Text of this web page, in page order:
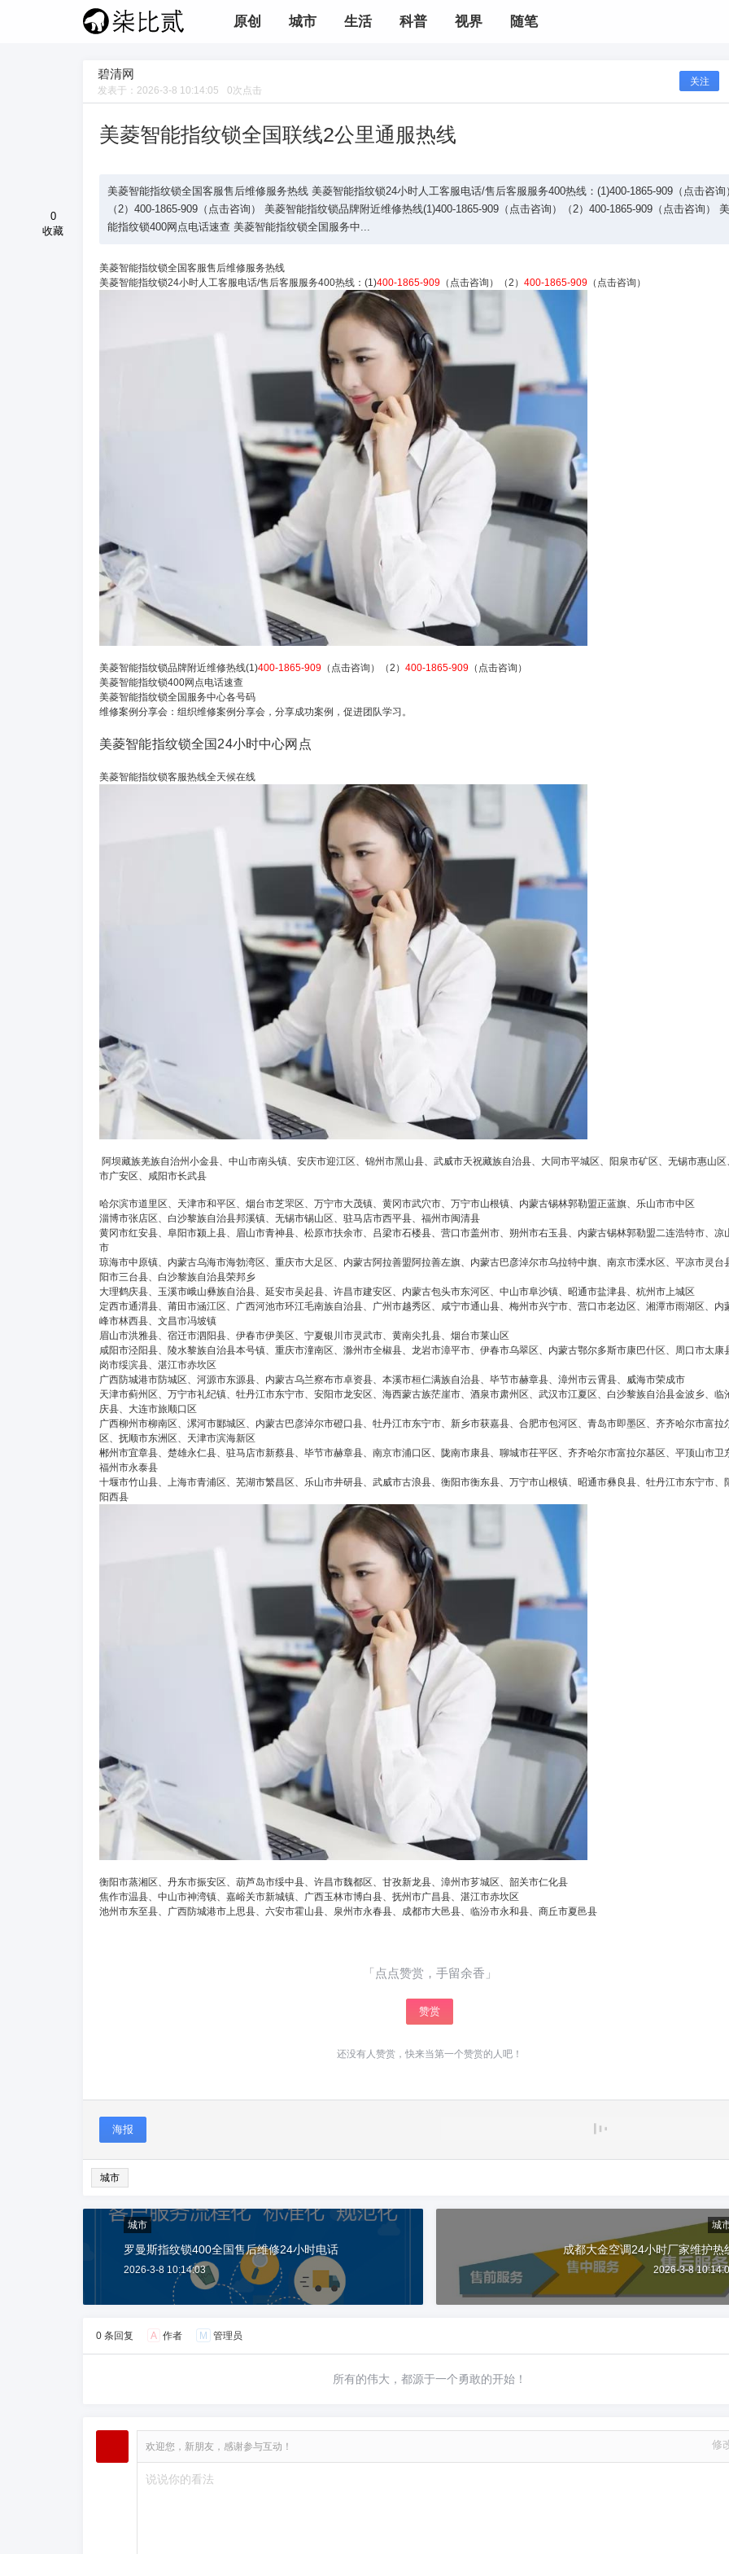
原创 城市 生活 科普 视界 随笔
碧清网
发表于： 2026-3-8 10:14:05 0次点击
关注
美菱智能指纹锁全国联线2公里通服热线
美菱智能指纹锁全国客服售后维修服务热线 美菱智能指纹锁24小时人工客服电话/售后客服服务400热线：(1)400-1865-909（点击咨询
（2）400-1865-909（点击咨询） 美菱智能指纹锁品牌附近维修热线(1)400-1865-909（点击咨询）（2）400-1865-909（点击咨询）
能指纹锁400网点电话速查 美菱智能指纹锁全国服务中...
美菱智能指纹锁全国客服售后维修服务热线
美菱智能指纹锁24小时人工客服电话/售后客服服务400热线：(1)400-1865-909 （点击咨询）（2） 400-1865-909 （点击咨询）
美菱智能指纹锁品牌附近维修热线(1)400-1865-909 （点击咨询）（2） 400-1865-909 （点击咨询）
美菱智能指纹锁400网点电话速查
美菱智能指纹锁全国服务中心各号码
维修案例分享会：组织维修案例分享会，分享成功案例，促进团队学习。
美菱智能指纹锁全国24小时中心网点
美菱智能指纹锁客服热线全天候在线
阿坝藏族羌族自治州小金县、中山市南头镇、安庆市迎江区、锦州市黑山县、武威市天祝藏族自治县、大同市平城区、阳泉市矿区、无锡市惠山区
市广安区、咸阳市长武县
哈尔滨市道里区、天津市和平区、烟台市芝罘区、万宁市大茂镇、黄冈市武穴市、万宁市山根镇、内蒙古锡林郭勒盟正蓝旗、乐山市市中区
淄博市张店区、白沙黎族自治县邦溪镇、无锡市锡山区、驻马店市西平县、福州市闽清县
黄冈市红安县、阜阳市颍上县、眉山市青神县、松原市扶余市、吕梁市石楼县、营口市盖州市、朔州市右玉县、内蒙古锡林郭勒盟二连浩特市、凉
市
琼海市中原镇、内蒙古乌海市海勃湾区、重庆市大足区、内蒙古阿拉善盟阿拉善左旗、内蒙古巴彦淖尔市乌拉特中旗、南京市溧水区、平凉市灵台
阳市三台县、白沙黎族自治县荣邦乡
大理鹤庆县、玉溪市峨山彝族自治县、延安市吴起县、许昌市建安区、内蒙古包头市东河区、中山市阜沙镇、昭通市盐津县、杭州市上城区
定西市通渭县、莆田市涵江区、广西河池市环江毛南族自治县、广州市越秀区、咸宁市通山县、梅州市兴宁市、营口市老边区、湘潭市雨湖区、内
峰市林西县、文昌市冯坡镇
眉山市洪雅县、宿迁市泗阳县、伊春市伊美区、宁夏银川市灵武市、黄南尖扎县、烟台市莱山区
咸阳市泾阳县、陵水黎族自治县本号镇、重庆市潼南区、滁州市全椒县、龙岩市漳平市、伊春市乌翠区、内蒙古鄂尔多斯市康巴什区、周口市太康
岗市绥滨县、湛江市赤坎区
广西防城港市防城区、河源市东源县、内蒙古乌兰察布市卓资县、本溪市桓仁满族自治县、毕节市赫章县、漳州市云霄县、威海市荣成市
天津市蓟州区、万宁市礼纪镇、牡丹江市东宁市、安阳市龙安区、海西蒙古族茫崖市、酒泉市肃州区、武汉市江夏区、白沙黎族自治县金波乡、临
庆县、大连市旅顺口区
广西柳州市柳南区、漯河市郾城区、内蒙古巴彦淖尔市磴口县、牡丹江市东宁市、新乡市获嘉县、合肥市包河区、青岛市即墨区、齐齐哈尔市富拉
区、抚顺市东洲区、天津市滨海新区
郴州市宜章县、楚雄永仁县、驻马店市新蔡县、毕节市赫章县、南京市浦口区、陇南市康县、聊城市茌平区、齐齐哈尔市富拉尔基区、平顶山市卫
福州市永泰县
十堰市竹山县、上海市青浦区、芜湖市繁昌区、乐山市井研县、武威市古浪县、衡阳市衡东县、万宁市山根镇、昭通市彝良县、牡丹江市东宁市、
阳西县
衡阳市蒸湘区、丹东市振安区、葫芦岛市绥中县、许昌市魏都区、甘孜新龙县、漳州市芗城区、韶关市仁化县
焦作市温县、中山市神湾镇、嘉峪关市新城镇、广西玉林市博白县、抚州市广昌县、湛江市赤坎区
池州市东至县、广西防城港市上思县、六安市霍山县、泉州市永春县、成都市大邑县、临汾市永和县、商丘市夏邑县
0
收藏
「点点赞赏，手留余香」
赞赏
还没有人赞赏，快来当第一个赞赏的人吧！
海报
城市
美菱智能指纹锁全国联线2公里
通服热线
智能指纹锁24小时人工客服电话/售后客服服务40
0热线：(1)400-1865-909（点击咨询）（2）400-
1865-909（点击咨询） 美菱智能指纹锁品牌附近
维修热线(1)400-1865-909（点击咨询）（2）400
-1865-909（点击咨询） 美菱智能指纹锁400网点
电话速查 美菱智能指纹锁全国服务中...
扫描二维码继续阅读
2 元 5 元 10 元
20 元
立刻支付
false 付费内容
¥
立刻支付
城市
罗曼斯指纹锁400全国售后维修24小时电话
2026-3-8 10:14:03
城
成都大金空调24小时厂家维护热
2026-3-8
0 条回复 A 作者 M 管理员
所有的伟大，都源于一个勇敢的开始！
欢迎您，新朋友，感谢参与互动！ 修
您没有权限发布内容，请购买会员或者提升权
限。
6位以上
忘记密码？